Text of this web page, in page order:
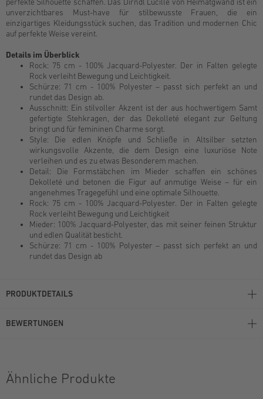
unverzichtbares Must-have für stilbewusste Frauen, die ein
einzigartiges Kleidungsstück suchen, das Tradition und modernen Chic
auf perfekte Weise vereint.
Details im Überblick
Rock: 75 cm - 100% Jacquard-Polyester. Der in Falten gelegte
Rock verleiht Bewegung und Leichtigkeit.
Schürze: 71 cm - 100% Polyester – passt sich perfekt an und
rundet das Design ab.
Ausschnitt: Ein stilvoller Akzent ist der aus hochwertigem Samt
gefertigte Stehkragen, der das Dekolleté elegant zur Geltung
bringt und für femininen Charme sorgt.
Style: Die edlen Knöpfe und Schließe in Altsilber setzten
wirkungsvolle Akzente, die dem Design eine luxuriöse Note
verleihen und es zu etwas Besonderem machen.
Detail: Die Formstäbchen im Mieder schaffen ein schönes
Dekolleté und betonen die Figur auf anmutige Weise – für ein
angenehmes Tragegefühl und eine optimale Silhouette.
Rock: 75 cm - 100% Jacquard-Polyester. Der in Falten gelegte
Rock verleiht Bewegung und Leichtigkeit
Mieder: 100% Jacquard-Polyester, das mit seiner feinen Struktur
und edlen Qualität besticht.
Schürze: 71 cm - 100% Polyester – passt sich perfekt an und
rundet das Design ab
PRODUKTDETAILS
BEWERTUNGEN
Ähnliche Produkte